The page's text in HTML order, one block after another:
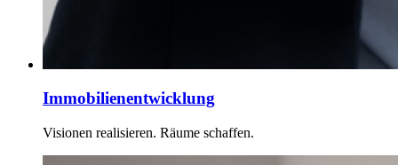
Immobilienentwicklung
Visionen realisieren. Räume schaffen.